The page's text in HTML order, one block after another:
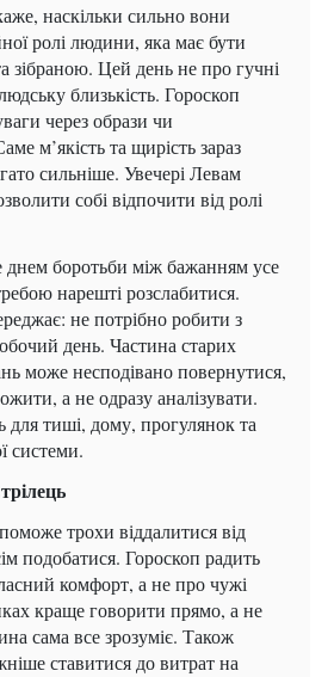
наскільки сильно вони
ролі людини, яка має бути
зібраною. Цей день не про гучні
близькість. Гороскоп
через образи чи
м’якість та щирість зараз
сильніше. Увечері Левам
собі відпочити від ролі
днем боротьби між бажанням усе
нарешті розслабитися.
не потрібно робити з
день. Частина старих
може несподівано повернутися,
а не одразу аналізувати.
для тиші, дому, прогулянок та
системи.
трохи віддалитися від
подобатися. Гороскоп радить
комфорт, а не про чужі
краще говорити прямо, а не
сама все зрозуміє. Також
ставитися до витрат на